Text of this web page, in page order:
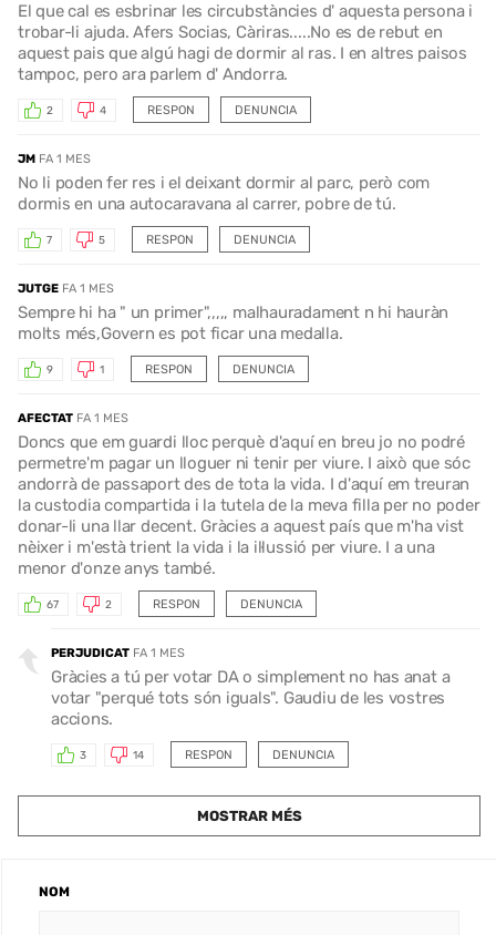
El que cal es esbrinar les circubstàncies d' aquesta persona i
trobar-li ajuda. Afers Socias, Càriras.....No es de rebut en
aquest pais que algú hagi de dormir al ras. I en altres paisos
tampoc, pero ara parlem d' Andorra.
RESPON
2 4 DENUNCIA
JM FA 1 MES
No li poden fer res i el deixant dormir al parc, però com
dormis en una autocaravana al carrer, pobre de tú.
RESPON
7 5 DENUNCIA
JUTGE FA 1 MES
Sempre hi ha " un primer",,,,, malhauradament n hi hauràn
molts més,Govern es pot ficar una medalla.
RESPON
9 1 DENUNCIA
AFECTAT FA 1 MES
Doncs que em guardi lloc perquè d'aquí en breu jo no podré
permetre'm pagar un lloguer ni tenir per viure. I això que sóc
andorrà de passaport des de tota la vida. I d'aquí em treuran
la custodia compartida i la tutela de la meva filla per no poder
donar-li una llar decent. Gràcies a aquest país que m'ha vist
nèixer i m'està trient la vida i la il·lussió per viure. I a una
menor d'onze anys també.
RESPON
67 2 DENUNCIA
PERJUDICAT FA 1 MES
Gràcies a tú per votar DA o simplement no has anat a
votar "perqué tots són iguals". Gaudiu de les vostres
accions.
RESPON
3 14 DENUNCIA
MOSTRAR MÉS
NOM